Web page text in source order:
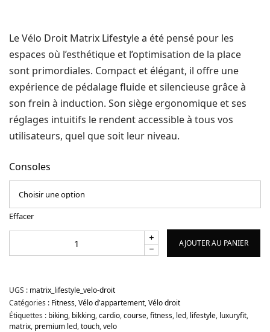
Le Vélo Droit Matrix Lifestyle a été pensé pour les
espaces où l’esthétique et l’optimisation de la place
sont primordiales. Compact et élégant, il offre une
expérience de pédalage fluide et silencieuse grâce à
son frein à induction. Son siège ergonomique et ses
réglages intuitifs le rendent accessible à tous vos
utilisateurs, quel que soit leur niveau.
Consoles
Effacer
AJOUTER AU PANIER
UGS : matrix_lifestyle_velo-droit
Catégories : Fitness,Vélo d'appartement,Vélo droit
Étiquettes : biking, bikking,cardio,course,fitness, led, lifestyle, luxuryfit,
matrix, premium led,touch,velo